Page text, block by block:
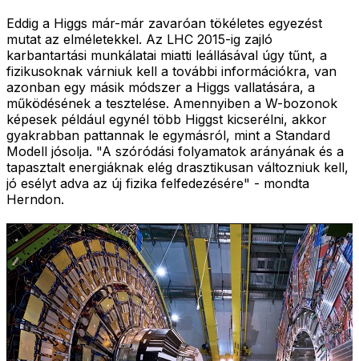
Eddig a Higgs már-már zavaróan tökéletes egyezést
mutat az elméletekkel. Az LHC 2015-ig zajló
karbantartási munkálatai miatti leállásával úgy tűnt, a
fizikusoknak várniuk kell a további információkra, van
azonban egy másik módszer a Higgs vallatására, a
működésének a tesztelése. Amennyiben a W-bozonok
képesek például egynél több Higgst kicserélni, akkor
gyakrabban pattannak le egymásról, mint a Standard
Modell jósolja. "A szóródási folyamatok arányának és a
tapasztalt energiáknak elég drasztikusan változniuk kell,
jó esélyt adva az új fizika felfedezésére" - mondta
Herndon.